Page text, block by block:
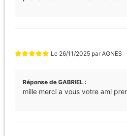
Le 26/11/2025 parAGNES
Réponse de GABRIEL :
mille merci a vous votre ami